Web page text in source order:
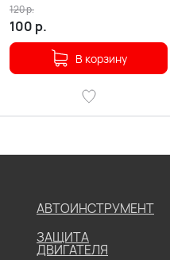
100 р.
120р.
В корзину
АВТОИНСТРУМЕНТ
ЗАЩИТА
ДВИГАТЕЛЯ